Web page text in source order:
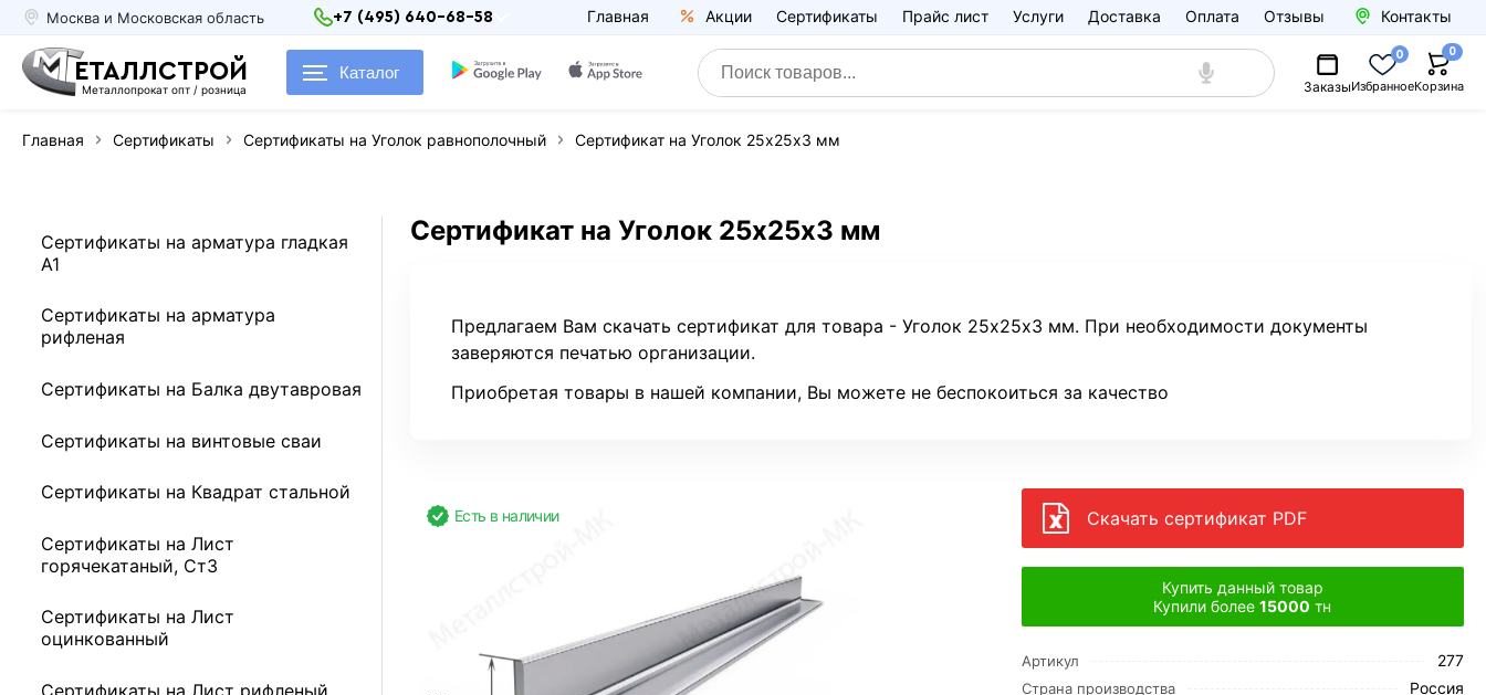
Москва и Московская область +7 (495) 640-68-58 Главная Акции Сертификаты Прайс лист Услуги Доставка Оплата Отзывы Контакты
ЕТАЛЛСТРОЙ
Металлопрокат опт / розница
Каталог
ЗаказыИзбранное
0
Корзина
0
Главная Сертификаты Сертификаты на Уголок равнополочный Сертификат на Уголок 25х25х3 мм
Сертификаты на арматура гладкая
А1
Сертификаты на арматура
рифленая
Сертификаты на Балка двутавровая
Сертификаты на винтовые сваи
Сертификаты на Квадрат стальной
Сертификаты на Лист
горячекатаный, Ст3
Сертификаты на Лист
оцинкованный
Сертификаты на Лист рифленый
Сертификат на Уголок 25х25х3 мм
Предлагаем Вам скачать сертификат для товара - Уголок 25х25х3 мм. При необходимости документы
заверяются печатью организации.
Приобретая товары в нашей компании, Вы можете не беспокоиться за качество
Есть в наличии Скачать сертификат PDF
Купить данный товар
Купили более15000 тн
Артикул 277
Страна производства Россия